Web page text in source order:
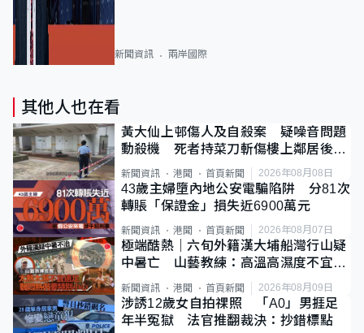
新聞資訊 兩岸國際
其他人也在看
黃大仙上邨傷人及自殺案 疑噪音問題
動殺機 死者持菜刀斬傷樓上鄰居後墮
斃
新聞資訊 港聞 首頁新聞 2026年08月08日
43歲主婦墮內地公安電騙陷阱 分81次
轉賬「保證金」損失近6900萬元
新聞資訊 港聞 首頁新聞 2026年08月07日
極端酷熱｜六旬外籍漢大埔船灣行山疑
中暑亡 山藝教練：高溫高濕度不宜遠
新聞資訊 港聞 首頁新聞 2026年08月09日
涉誘12歲女自拍祼照 「A0」男捱足
年半冤獄 法官推翻裁決：抄錯標點